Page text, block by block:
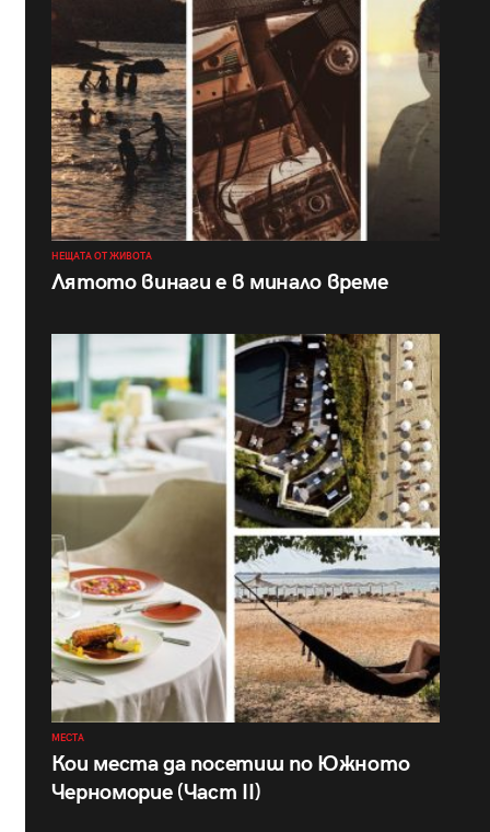
НЕЩАТА ОТ ЖИВОТА
Лятото винаги е в минало време
МЕСТА
Кои места да посетиш по Южното
Черноморие (Част II)